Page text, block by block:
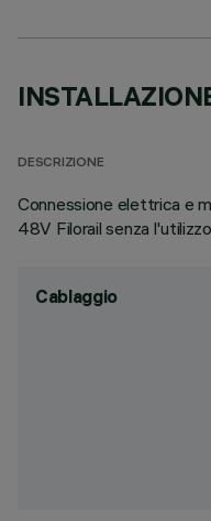
DESCRIZIONE
Connessione elettrica e
48V Filorail senza
Cablaggio